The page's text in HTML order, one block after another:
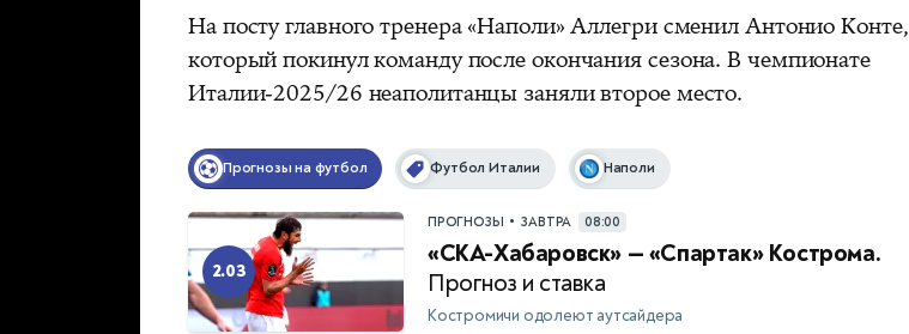
На посту главного тренера «Наполи» Аллегри сменил Антонио Конте,
который покинул команду после окончания сезона. В чемпионате
Италии-2025/26 неаполитанцы заняли второе место.
Прогнозы на футбол Футбол Италии Наполи
2.03
ПРОГНОЗЫ • ЗАВТРА 08:00
«СКА-Хабаровск» — «Спартак» Кострома.
Прогноз и ставка
Костромичи одолеют аутсайдера